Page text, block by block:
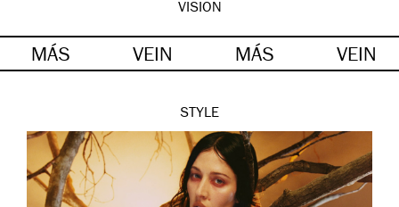
VISION
MÁS VEIN MÁS VEIN
STYLE